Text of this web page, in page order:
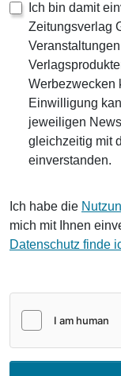
Ich bin damit
Zeitungsverlag
Werbezwecken
Einwilligung
jeweiligen
gleichzeitig mit
einverstanden.
Ich habe die
mich mit Ihnen
Datenschutz finde